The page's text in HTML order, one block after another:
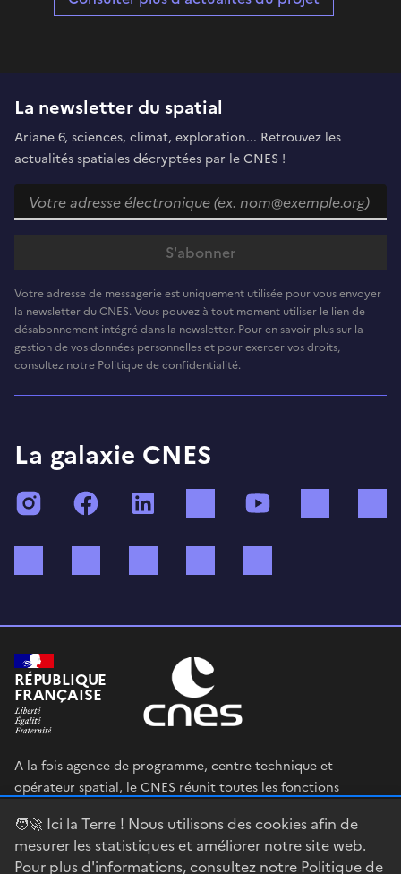
🧑‍🚀 Ici la Terre ! Nous utilisons des cookies afin de
mesurer les statistiques et améliorer notre site web.
Pour plus d'informations, consultez notre Politique de
La newsletter du spatial
Ariane 6, sciences, climat, exploration... Retrouvez les
actualités spatiales décryptées par le CNES !
Votre adresse de messagerie est uniquement utilisée pour vous envoyer
la newsletter du CNES. Vous pouvez à tout moment utiliser le lien de
désabonnement intégré dans la newsletter. Pour en savoir plus sur la
gestion de vos données personnelles et pour exercer vos droits,
consultez notre Politique de confidentialité.
La galaxie CNES
InstagramFacebook TikTok
RÉPUBLIQUE
FRANÇAISE
A la fois agence de programme, centre technique et
opérateur spatial, le CNES réunit toutes les fonctions
en œuvre sa stratégie spatiale.